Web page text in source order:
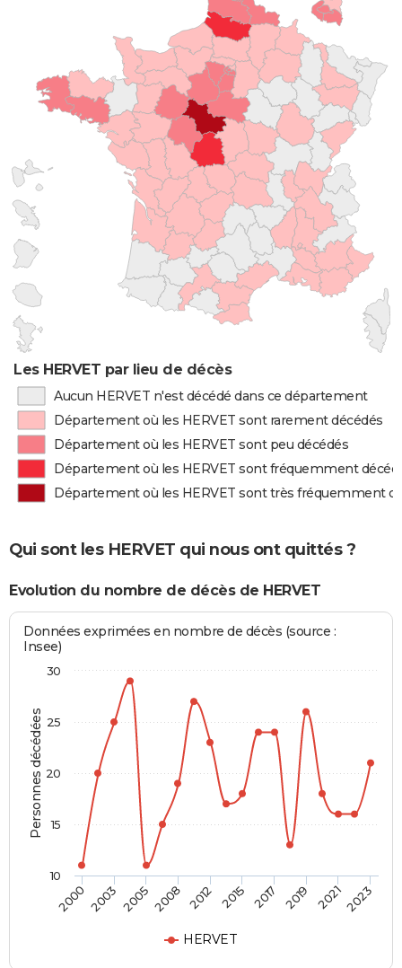
Les HERVET par lieu de décès
Aucun HERVET n'est décédé dans ce département
Département où les HERVET sont rarement décédés
Département où les HERVET sont peu décédés
Département où les HERVET sont fréquemment
Département où les HERVET sont très fréquemment
Qui sont les HERVET qui nous ont quittés ?
Evolution du nombre de décès de HERVET
Personnes décédées
Données exprimées en nombre de décès (source :
Insee)
HERVET
2000 2003 20052008 2012 2015 2017 2019 20212023
10
15
20
25
30